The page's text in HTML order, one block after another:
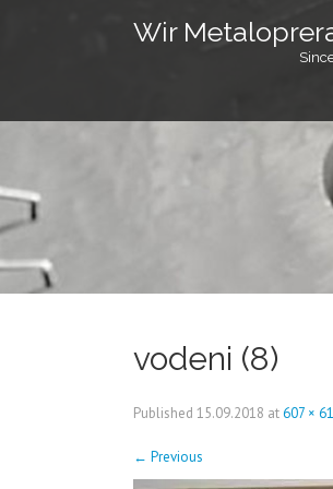
Wir
vodeni (8)
Published 15.09.2018 at607 ×
← Previous